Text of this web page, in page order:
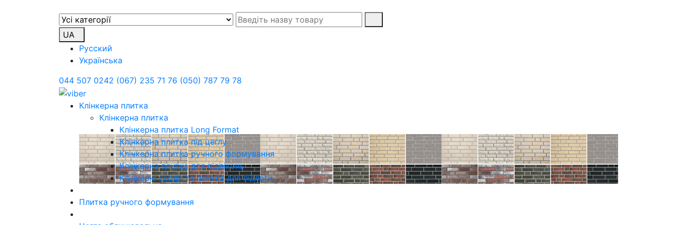
UA
Русский
Українська
044 507 0242 (067) 235 71 76 (050) 787 79 78
Клінкерна плитка
Клінкерна плитка
Клінкерна плитка Long Format
Клінкерна плитка під цеглу
Клінкерна плитка ручного формування
Клінкерна плитка для підвіконь
Клінкерні сходи та плитка для підлоги
Плитка ручного формування